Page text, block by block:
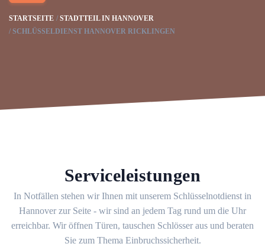
STARTSEITE
STADTTEIL IN HANNOVER
SCHLÜSSELDIENST HANNOVER RICKLINGEN
Serviceleistungen
In Notfällen stehen wir Ihnen mit unserem Schlüsselnotdienst in
Hannover zur Seite - wir sind an jedem Tag rund um die Uhr
erreichbar. Wir öffnen Türen, tauschen Schlösser aus und beraten
Sie zum Thema Einbruchssicherheit.